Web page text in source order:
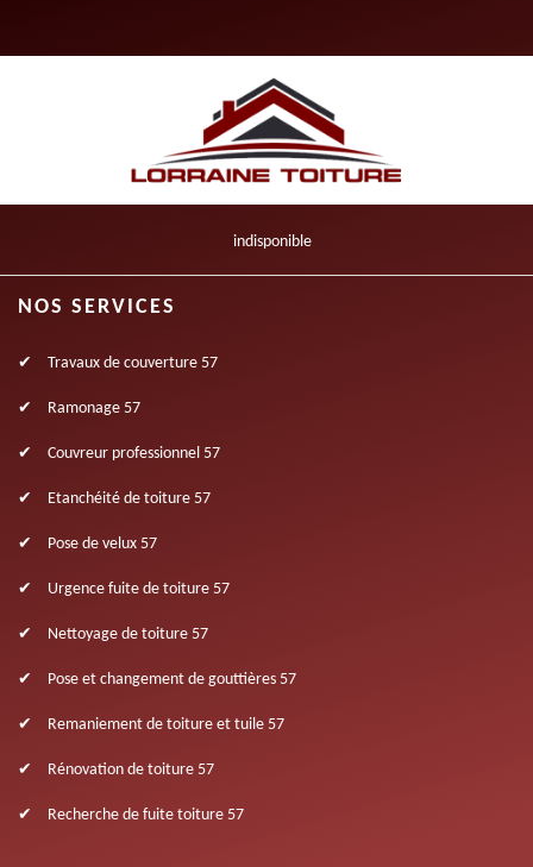
indisponible
NOS SERVICES
Travaux de couverture 57
Ramonage 57
Couvreur professionnel 57
Etanchéité de toiture 57
Pose de velux 57
Urgence fuite de toiture 57
Nettoyage de toiture 57
Pose et changement de gouttières 57
Remaniement de toiture et tuile 57
Rénovation de toiture 57
Recherche de fuite toiture 57